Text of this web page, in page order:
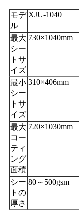
モデ
ル
XJU-1040
最大
シー
トサ
イズ
730×1040mm
最小
シー
トサ
イズ
310×406mm
最大
コー
ティ
ング
面積
720×1030mm
シー
トの
厚さ
80～500gsm